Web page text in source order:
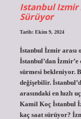
Istanbul Izmir
Sürüyor
Tarih: Ekim 9, 2024
İstanbul İzmir arası
İstanbul’dan
sürmesi bekleniyor.
değişebilir.
arasındaki en hızlı
Kamil Koç İstanbul
kaç saat sürüyor?